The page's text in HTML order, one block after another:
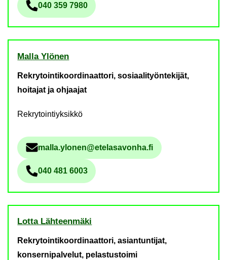
Pu­he­lin­nu­me­ro
040 359 7980
Malla Ylö­nen
Rekrytointikoordinaattori, sosiaalityöntekijät,
hoitajat ja ohjaajat
Rekrytointiyksikkö
Säh­kö­pos­tio­soi­te
malla.ylo­nen@ete­la­sa­von­ha.fi
Pu­he­lin­nu­me­ro
040 481 6003
Lotta Läh­teen­mä­ki
Rekrytointikoordinaattori, asiantuntijat,
konsernipalvelut, pelastustoimi